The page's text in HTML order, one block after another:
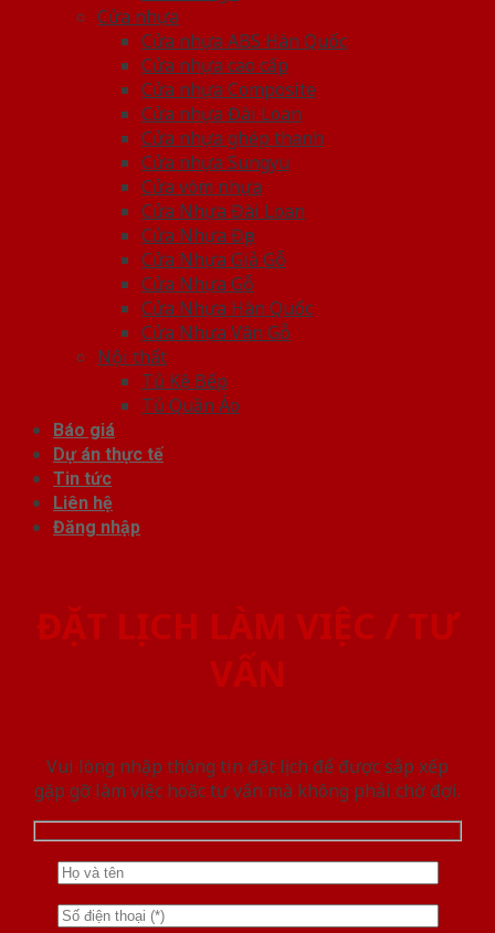
Cửa nhựa
Cửa nhựa ABS Hàn Quốc
Cửa nhựa cao cấp
Cửa nhựa Composite
Cửa nhựa Đài Loan
Cửa nhựa ghép thanh
Cửa nhựa Sungyu
Cửa vòm nhựa
Cửa Nhựa Đài Loan
Cửa Nhựa Đẹp
Cửa Nhựa Giả Gỗ
Cửa Nhựa Gỗ
Cửa Nhựa Hàn Quốc
Cửa Nhựa Vân Gỗ
Nội thất
Tủ Kệ Bếp
Tủ Quần Áo
Báo giá
Dự án thực tế
Tin tức
Liên hệ
Đăng nhập
ĐẶT LỊCH LÀM VIỆC / TƯ
VẤN
Vui lòng nhập thông tin đặt lịch để được sắp xếp
gặp gỡ làm việc hoăc tư vấn mà không phải chờ đợi.